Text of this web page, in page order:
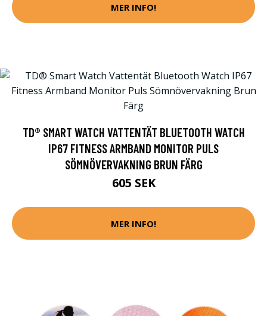
MER INFO!
TD® SMART WATCH VATTENTÄT BLUETOOTH WATCH
IP67 FITNESS ARMBAND MONITOR PULS
SÖMNÖVERVAKNING BRUN FÄRG
605 SEK
MER INFO!